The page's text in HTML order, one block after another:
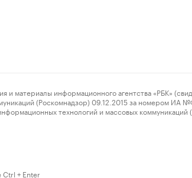
информационного агентства «РБК»
(Роскомнадзор) 09.12.2015 за номером ИА
технологий и массовых
Ctrl + Enter